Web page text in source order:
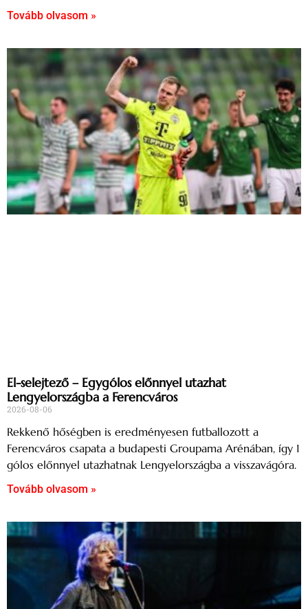
Tovább olvasom »
El-selejtező – Egygólos előnnyel utazhat
Lengyelországba a Ferencváros
2026-08-06
Rekkenő hőségben is eredményesen futballozott a
Ferencváros csapata a budapesti Groupama Arénában, így 1
gólos előnnyel utazhatnak Lengyelországba a visszavágóra.
Tovább olvasom »